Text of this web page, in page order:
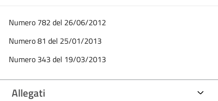
Numero 782 del 26/06/2012
Numero 81 del 25/01/2013
Numero 343 del 19/03/2013
Allegati